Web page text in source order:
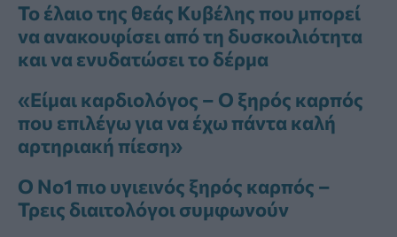
Το έλαιο της θεάς Κυβέλης που μπορεί
να ανακουφίσει από τη δυσκοιλιότητα
και να ενυδατώσει το δέρμα
«Είμαι καρδιολόγος – Ο ξηρός καρπός
που επιλέγω για να έχω πάντα καλή
αρτηριακή πίεση»
Ο Νο1 πιο υγιεινός ξηρός καρπός –
Τρεις διαιτολόγοι συμφωνούν